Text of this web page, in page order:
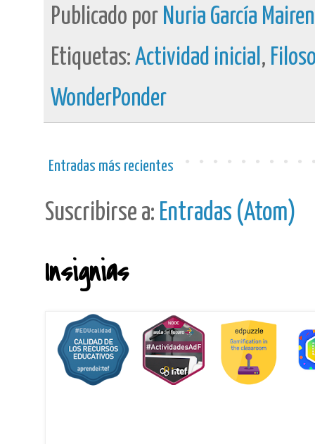
Publicado por Nuria García
Etiquetas: Actividad inicial ,
WonderPonder
Entradas más recientes
Suscribirse a: Entradas (Atom)
Insignias